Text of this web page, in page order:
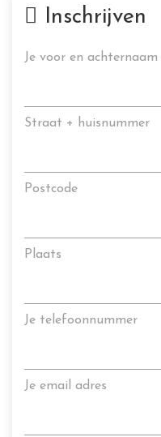
Inschrijven
Je voor en achternaam
Straat + huisnummer
Postcode
Plaats
Je telefoonnummer
Je email adres